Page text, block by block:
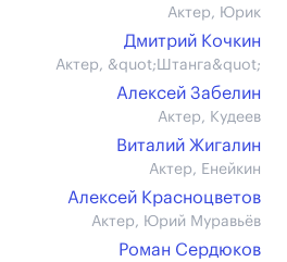
Актер, Юрик
Дмитрий Кочкин
Актер, &quot;Штанга&quot;
Алексей Забелин
Актер, Кудеев
Виталий Жигалин
Актер, Енейкин
Алексей Красноцветов
Актер, Юрий Муравьёв
Роман Сердюков